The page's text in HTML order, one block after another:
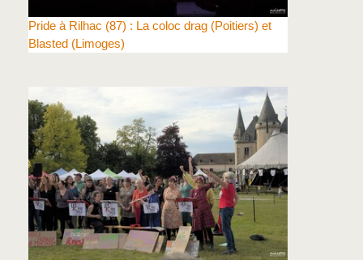
Pride à Rilhac (87) : La coloc drag (Poitiers) et
Blasted (Limoges)